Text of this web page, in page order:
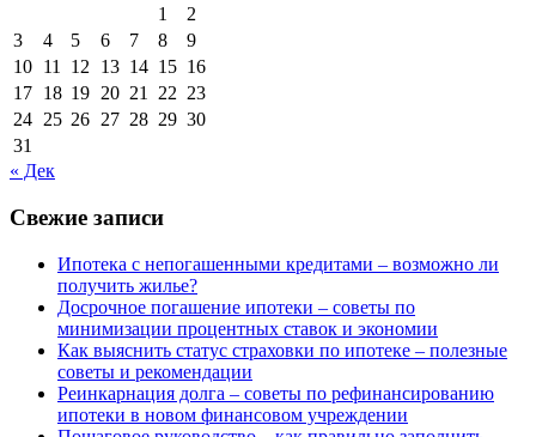
1
2
3
4 5 6 7 8
9
10 11 12 13 14 15 16
17 18 19 20 21 22 23
24 25 26 27 28 29 30
31
« Дек
Свежие записи
Ипотека с непогашенными кредитами – возможно ли
получить жилье?
Досрочное погашение ипотеки – советы по
минимизации процентных ставок и экономии
Как выяснить статус страховки по ипотеке – полезные
советы и рекомендации
Реинкарнация долга – советы по рефинансированию
ипотеки в новом финансовом учреждении